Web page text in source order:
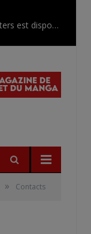
L’AnimeLand Hors-Série – Spécial Posters est disponible !
» Contacts